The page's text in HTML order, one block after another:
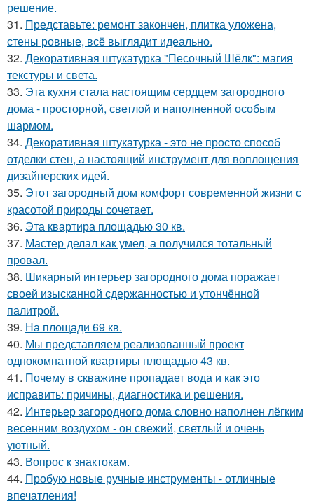
решение.
31. Представьте: ремонт закончен, плитка уложена,
стены ровные, всё выглядит идеально.
32. Декоративная штукатурка "Песочный Шёлк": магия
текстуры и света.
33. Эта кухня стала настоящим сердцем загородного
дома - просторной, светлой и наполненной особым
шармом.
34. Декоративная штукатурка - это не просто способ
отделки стен, а настоящий инструмент для воплощения
дизайнерских идей.
35. Этот загородный дом комфорт современной жизни с
красотой природы сочетает.
36. Эта квартира площадью 30 кв.
37. Мастер делал как умел, а получился тотальный
провал.
38. Шикарный интерьер загородного дома поражает
своей изысканной сдержанностью и утончённой
палитрой.
39. На площади 69 кв.
40. Мы представляем реализованный проект
однокомнатной квартиры площадью 43 кв.
41. Почему в скважине пропадает вода и как это
исправить: причины, диагностика и решения.
42. Интерьер загородного дома словно наполнен лёгким
весенним воздухом - он свежий, светлый и очень
уютный.
43. Вопрос к знактокам.
44. Пробую новые ручные инструменты - отличные
впечатления!